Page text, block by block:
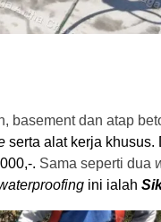
basement dan atap
serta alat kerja khusus.
. Sama seperti dua
ini ialah